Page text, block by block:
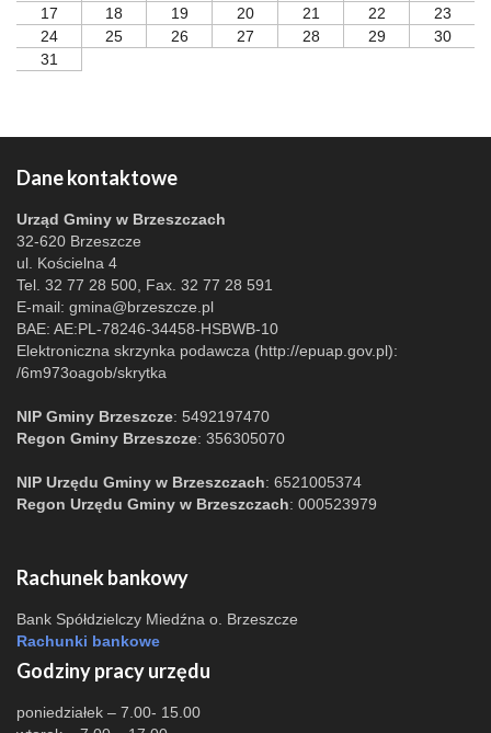
17
18 19 20 21 22
23
24
25 26 27 28 29
30
31
Dane kontaktowe
Urząd Gminy w Brzeszczach
32-620 Brzeszcze
ul. Kościelna 4
Tel. 32 77 28 500, Fax. 32 77 28 591
E-mail: gmina@brzeszcze.pl
BAE: AE:PL-78246-34458-HSBWB-10
Elektroniczna skrzynka podawcza (http://epuap.gov.pl):
/6m973oagob/skrytka
NIP Gminy Brzeszcze: 5492197470
Regon Gminy Brzeszcze: 356305070
NIP Urzędu Gminy w Brzeszczach: 6521005374
Regon Urzędu Gminy w Brzeszczach: 000523979
Rachunek bankowy
Bank Spółdzielczy Miedźna o. Brzeszcze
Rachunki bankowe
Godziny pracy urzędu
poniedziałek – 7.00- 15.00